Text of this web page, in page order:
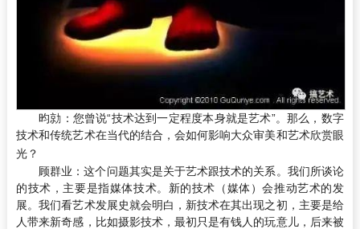
昀勍： 您曾说“技术达到一定程度本身就是艺术”。那么，数字
技术和传统艺术在当代的结合，会如何影响大众审美和艺术欣赏眼
光？
顾群业：这个问题其实是关于艺术跟技术的关系。我们所谈论
的技术，主要是指媒体技术。新的技术（媒体）会推动艺术的发
展。我们看艺术发展史就会明白，新技术在其出现之初，主要是给
人带来新奇感，比如摄影技术，最初只是有钱人的玩意儿，后来被